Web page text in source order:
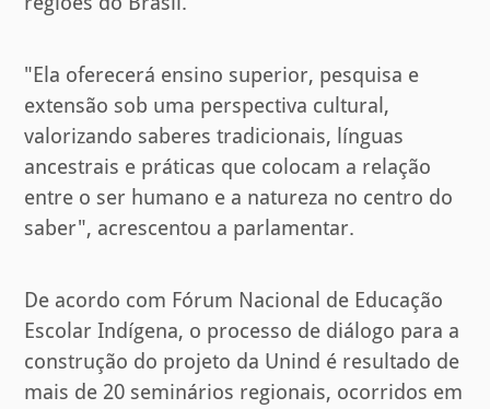
"Ela oferecerá ensino superior, pesquisa e
extensão sob uma perspectiva cultural,
valorizando saberes tradicionais, línguas
ancestrais e práticas que colocam a relação
entre o ser humano e a natureza no centro do
saber", acrescentou a parlamentar.
De acordo com Fórum Nacional de Educação
Escolar Indígena, o processo de diálogo para a
construção do projeto da Unind é resultado de
mais de 20 seminários regionais, ocorridos em